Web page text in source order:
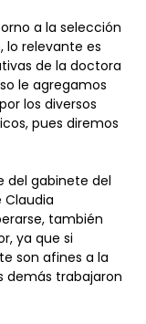
a la selección
lo relevante es
de la doctora
le agregamos
los diversos
pues diremos
del gabinete del
Claudia
también
ya que si
son afines a la
demás trabajaron